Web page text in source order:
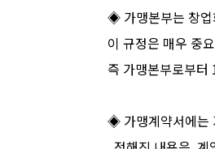
◈ 가맹본부는 창업
이 규정은 매우 중
즉 가맹본부로부터
◈ 가맹계약서에는